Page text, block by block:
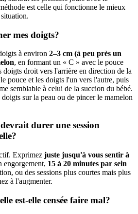
est celle qui fonctionne le mieux
mes doigts?
à environ 2–3 cm (à peu près un
, en formant un « C » avec le pouce
doigts droit vers l'arrière en direction de la
pouce et les doigts l'un vers l'autre, puis
semblable à celui de la succion du bébé.
sur la peau ou de pincer le mamelon
durer une session
Exprimez juste jusqu'à vous sentir à
engorgement, 15 à 20 minutes par sein
ou des sessions plus courtes mais plus
à l'augmenter.
est-elle censée faire mal?